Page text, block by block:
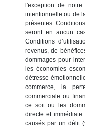
l'exception de
intentionnelle ou de
présentes
seront en aucun
Conditions
revenus, de
dommages pour
les économies
détresse
commerce, la
commerciale ou
ce soit ou les
directe et
causés par un délit